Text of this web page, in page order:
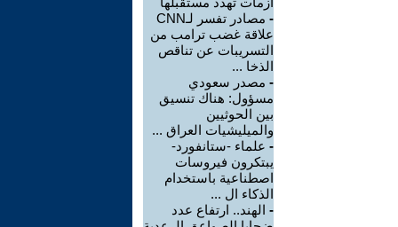
-
مصادر تفسر لـCNN
علاقة غضب ترامب من
التسريبات عن تناقص
الذخا ...
- مصدر سعودي
مسؤول: هناك تنسيق
بين الحوثيين
والميليشيات العراق ...
- علماء -ستانفورد-
يبتكرون فيروسات
اصطناعية باستخدام
الذكاء ال ...
- الهند.. ارتفاع عدد